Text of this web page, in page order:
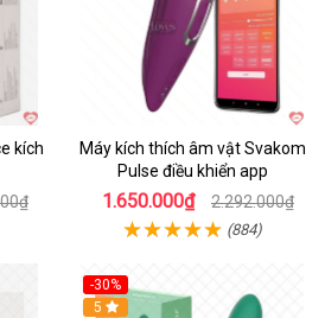
kích
Máy kích thích âm vật Svakom
Pulse điều khiển app
1.650.000₫ 2.292.000₫
(884)
-30%
Hot
5